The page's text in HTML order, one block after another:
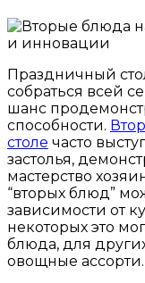
Праздничный
собраться всей
шанс
способности.
столе часто
застолья,
мастерство
“вторых блюд”
зависимости от
некоторых это
блюда, для
овощные ассорти.